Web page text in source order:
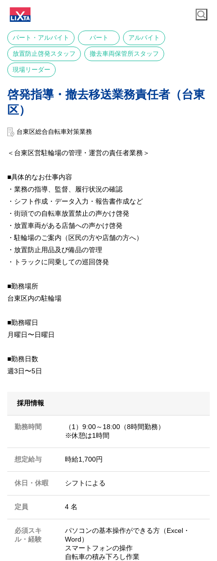
パート・アルバイト パート アルバイト
放置防止啓発スタッフ 撤去車両保管所スタッフ
現場リーダー
啓発指導・撤去移送業務責任者（台東
区）
台東区総合自転車対策業務
＜台東区営駐輪場の管理・運営の責任者業務＞
■具体的なお仕事内容
・業務の指導、監督、履行状況の確認
・シフト作成・データ入力・報告書作成など
・街頭での自転車放置禁止の声かけ啓発
・放置車両がある店舗への声かけ啓発
・駐輪場のご案内（区民の方や店舗の方へ）
・放置防止用品及び備品の管理
・トラックに同乗しての巡回啓発
■勤務場所
台東区内の駐輪場
■勤務曜日
月曜日〜日曜日
■勤務日数
週3日〜5日
採用情報
勤務時間
（1）9:00～18:00（8時間勤務）
※休憩は1時間
想定給与 時給1,700円
休日・休暇 シフトによる
定員 4 名
必須スキ
ル・経験
パソコンの基本操作ができる方（Excel・
Word）
スマートフォンの操作
自転車の積み下ろし作業